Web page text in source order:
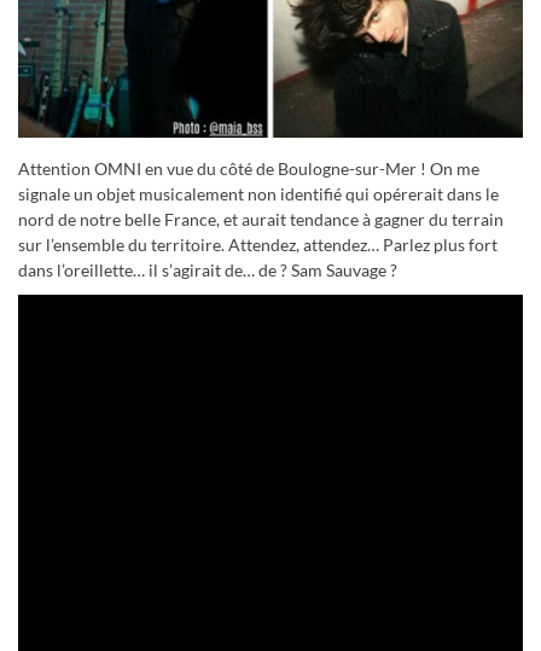
Attention OMNI en vue du côté de Boulogne-sur-Mer ! On me
signale un objet musicalement non identifié qui opérerait dans le
nord de notre belle France, et aurait tendance à gagner du terrain
sur l’ensemble du territoire. Attendez, attendez… Parlez plus fort
dans l’oreillette… il s’agirait de… de ? Sam Sauvage ?